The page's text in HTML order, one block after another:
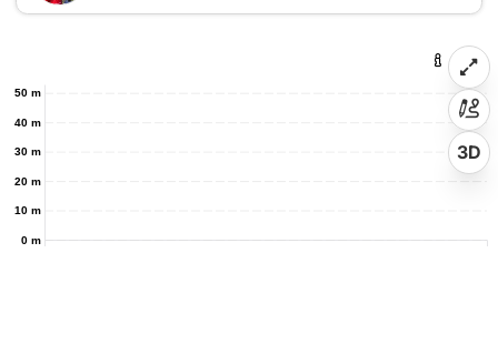
0 m
10 m
20 m
30 m
40 m
50 m
3D